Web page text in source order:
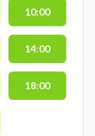
10:00
14:00
18:00